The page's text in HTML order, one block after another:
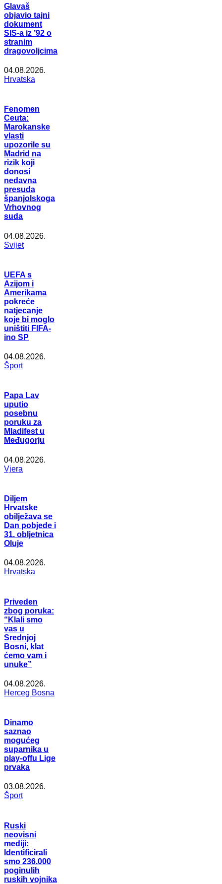
Glavaš
objavio tajni
dokument
SIS-a iz ’92 o
stranim
dragovoljcima
04.08.2026.
Hrvatska
Fenomen
Ceuta:
Marokanske
vlasti
upozorile su
Madrid na
rizik koji
donosi
nedavna
presuda
španjolskoga
Vrhovnog
suda
04.08.2026.
Svijet
UEFA s
Azijom i
Amerikama
pokreće
natjecanje
koje bi moglo
uništiti FIFA-
ino SP
04.08.2026.
Šport
Papa Lav
uputio
posebnu
poruku za
Mladifest u
Međugorju
04.08.2026.
Vjera
Diljem
Hrvatske
obilježava se
Dan pobjede i
31. obljetnica
Oluje
04.08.2026.
Hrvatska
Priveden
zbog poruka:
“Klali smo
vas u
Srednjoj
Bosni, klat
ćemo vam i
unuke”
04.08.2026.
Herceg Bosna
Dinamo
saznao
mogućeg
suparnika u
play-offu Lige
prvaka
03.08.2026.
Šport
Ruski
neovisni
mediji:
Identificirali
smo 236.000
poginulih
ruskih vojnika